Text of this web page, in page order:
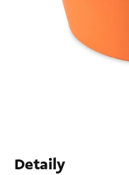
Detaily